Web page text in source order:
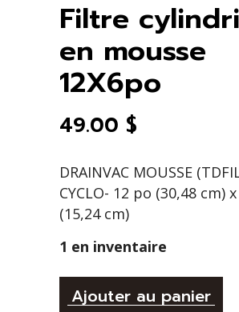
Filtre
en mousse
12X6po
49.00 $
DRAINVAC MOUSSE
CYCLO- 12 po (30,48 cm)
(15,24 cm)
1 en inventaire
Filtre
Ajouter au panier